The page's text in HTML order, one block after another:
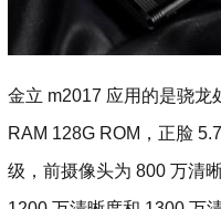
金立 m2017 应用的是骁龙
RAM 128G ROM，正脸
级，前摄像头为 800 万清